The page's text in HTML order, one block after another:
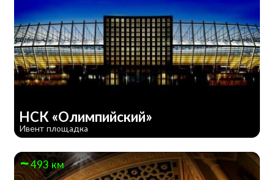
НСК «Олимпийский»
Ивент площадка
493 км